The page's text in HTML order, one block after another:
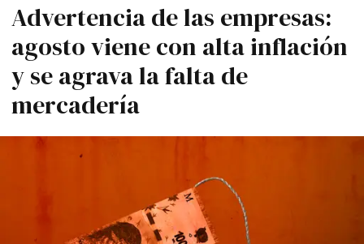
Advertencia de las empresas:
agosto viene con alta inflación
y se agrava la falta de
mercadería